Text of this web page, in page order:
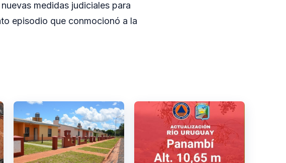
medidas judiciales para
episodio que conmocionó a la